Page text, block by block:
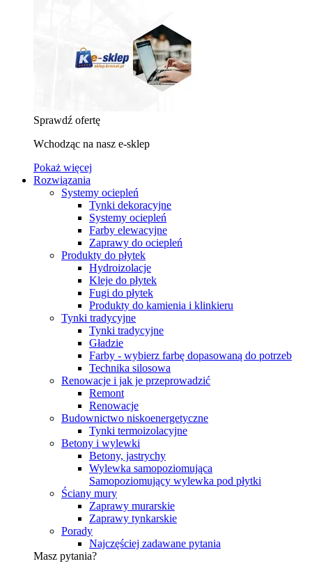
Sprawdź ofertę
Wchodząc na nasz e-sklep
Pokaż więcej
Rozwiązania
Systemy ociepleń
Tynki dekoracyjne
Systemy ociepleń
Farby elewacyjne
Zaprawy do ociepleń
Produkty do płytek
Hydroizolacje
Kleje do płytek
Fugi do płytek
Produkty do kamienia i klinkieru
Tynki tradycyjne
Tynki tradycyjne
Gładzie
Farby - wybierz farbę dopasowaną do potrzeb
Technika silosowa
Renowacje i jak je przeprowadzić
Remont
Renowacje
Budownictwo niskoenergetyczne
Tynki termoizolacyjne
Betony i wylewki
Betony, jastrychy
Wylewka samopoziomująca
Samopoziomujący wylewka pod płytki
Ściany mury
Zaprawy murarskie
Zaprawy tynkarskie
Porady
Najczęściej zadawane pytania
Masz pytania?